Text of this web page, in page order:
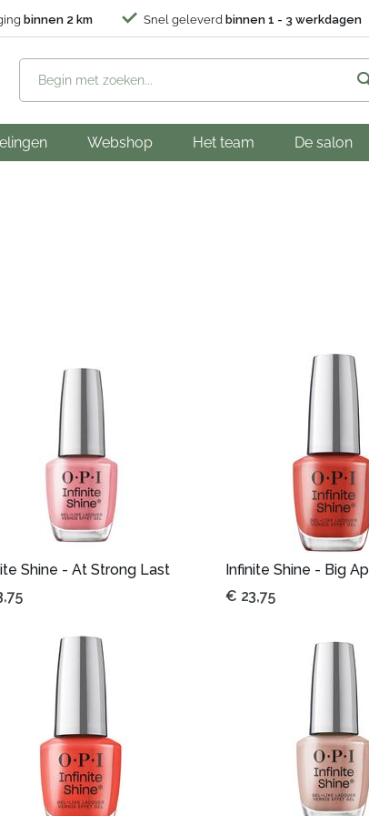
binnen 2 km Snel geleverd binnen 1 - 3 werkdagen
Webshop Het team De salon
Shine - At Strong Last
Infinite Shine - Big
€ 23,75